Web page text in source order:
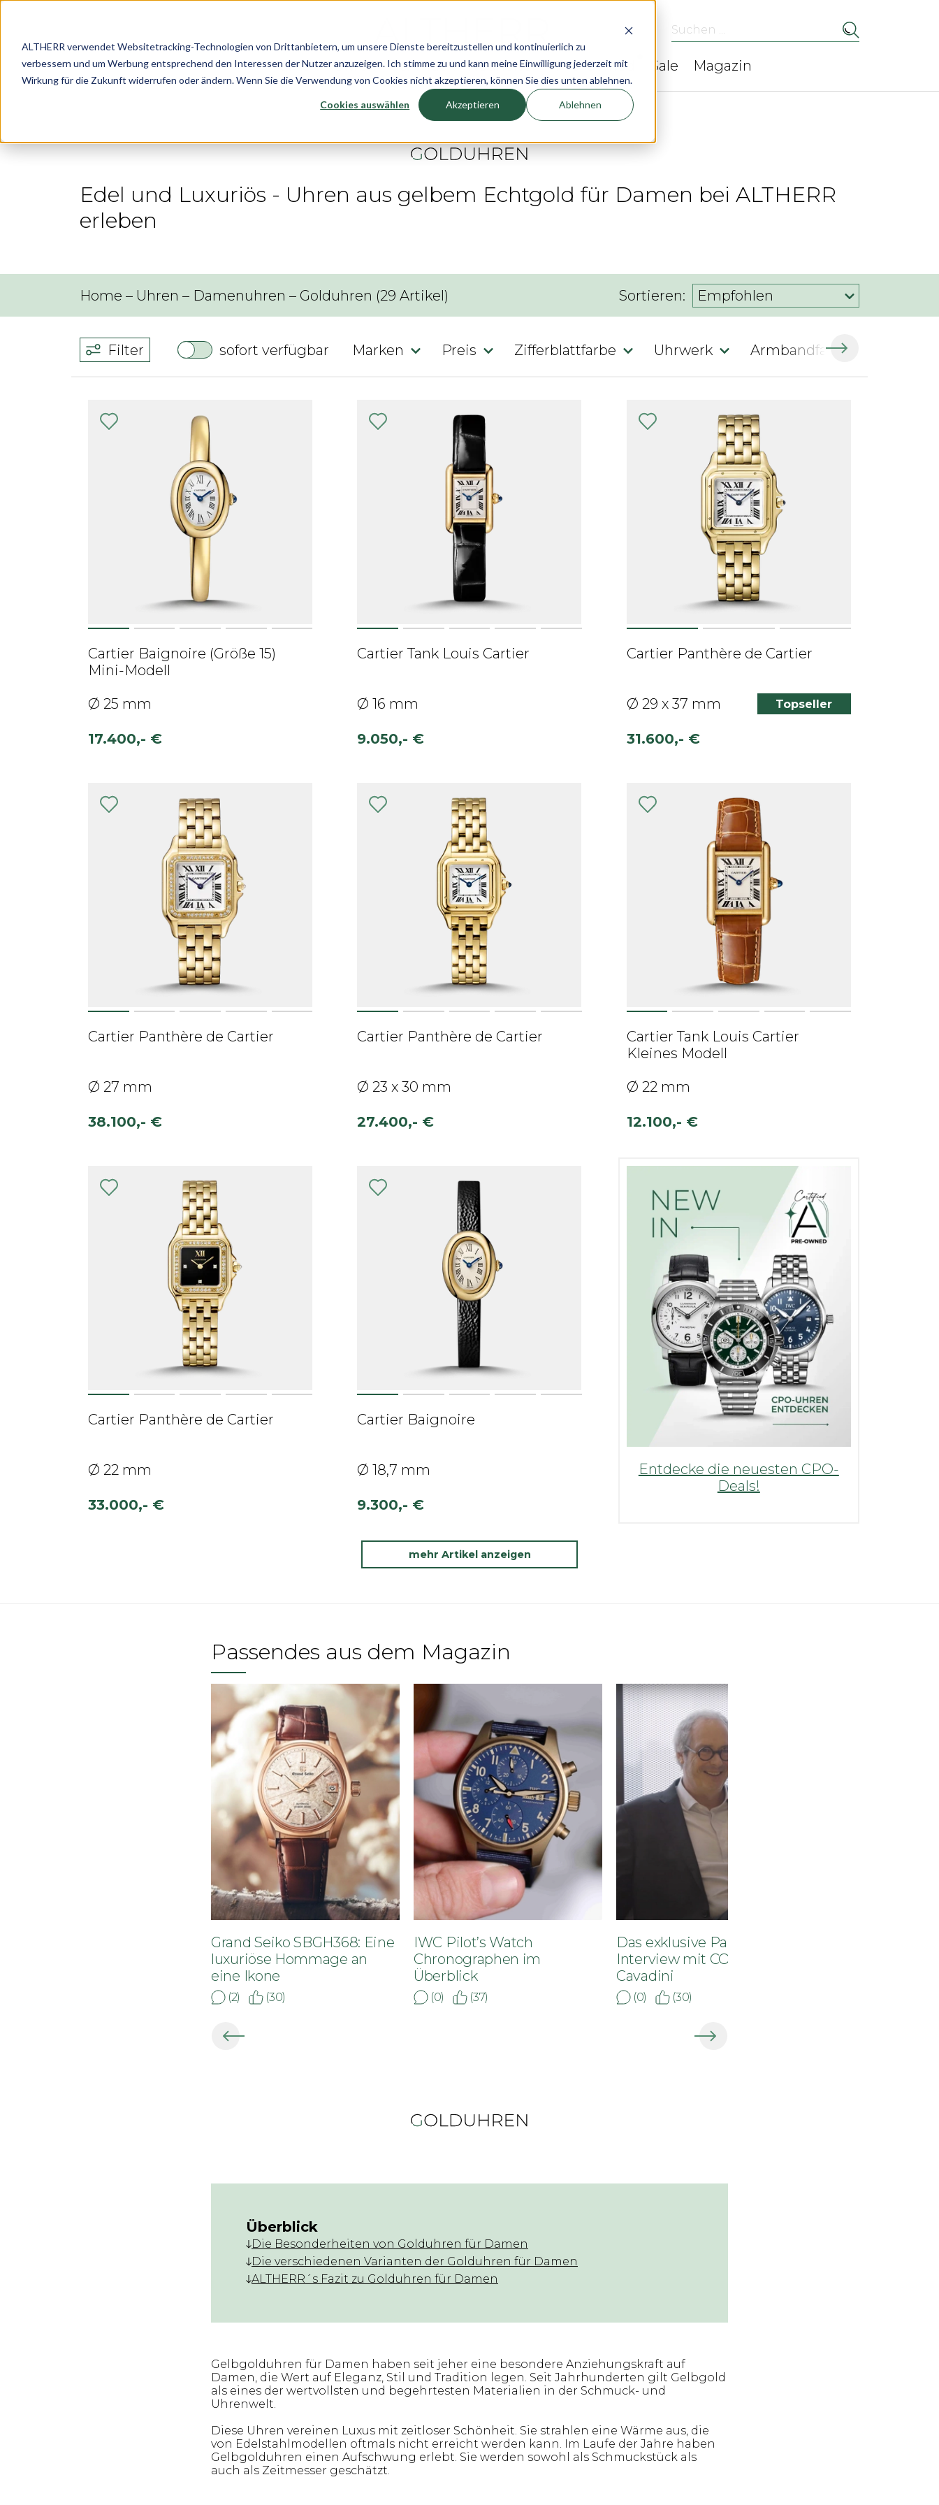
ALTHERR verwendet Websitetracking-Technologien von Drittanbietern, um unsere Dienste bereitzustellen und kontinuierlich zu
verbessern und um Werbung entsprechend den Interessen der Nutzer anzuzeigen. Ich stimme zu und kann meine Einwilligung jederzeit mit
Wirkung für die Zukunft widerrufen oder ändern. Wenn Sie die Verwendung von Cookies nicht akzeptieren, können Sie dies unten ablehnen.
Cookies auswählen Akzeptieren Ablehnen
Suchen ...
Marken Uhren Schmuck Neuheiten Pre-Owned Sale Magazin
Edel und Luxuriös - Uhren aus gelbem Echtgold für Damen bei ALTHERR
erleben
Home – Uhren – Damenuhren – Golduhren (29 Artikel) Sortieren: Empfohlen
Filter sofort verfügbar Marken Preis Zifferblattfarbe Uhrwerk Armbandfarbe
Cartier Baignoire (Größe 15)
Mini-Modell
Ø 25 mm
17.400,- €
Cartier Tank Louis Cartier
Ø 16 mm
9.050,- €
Cartier Panthère de Cartier
Ø 29 x 37 mm Topseller
31.600,- €
Cartier Panthère de Cartier
Ø 27 mm
38.100,- €
Cartier Panthère de Cartier
Ø 23 x 30 mm
27.400,- €
Cartier Tank Louis Cartier
Kleines Modell
Ø 22 mm
12.100,- €
Cartier Panthère de Cartier
Ø 22 mm
33.000,- €
Cartier Baignoire
Ø 18,7 mm
9.300,- €
Entdecke die neuesten CPO-
Deals!
mehr Artikel anzeigen
Passendes aus dem Magazin
Grand Seiko SBGH368: Eine
luxuriöse Hommage an
eine Ikone
(2) (30)
IWC Pilot’s Watch
Chronographen im
Überblick
(0) (37)
Das exklusive Panerai
Interview mit COO Jérôme
Cavadini
(0) (30)
Überblick
Die Besonderheiten von Golduhren für Damen
Die verschiedenen Varianten der Golduhren für Damen
ALTHERR´s Fazit zu Golduhren für Damen
Gelbgolduhren für Damen haben seit jeher eine besondere Anziehungskraft auf
Damen, die Wert auf Eleganz, Stil und Tradition legen. Seit Jahrhunderten gilt Gelbgold
als eines der wertvollsten und begehrtesten Materialien in der Schmuck- und
Uhrenwelt.
Diese Uhren vereinen Luxus mit zeitloser Schönheit. Sie strahlen eine Wärme aus, die
von Edelstahlmodellen oftmals nicht erreicht werden kann. Im Laufe der Jahre haben
Gelbgolduhren einen Aufschwung erlebt. Sie werden sowohl als Schmuckstück als
auch als Zeitmesser geschätzt.